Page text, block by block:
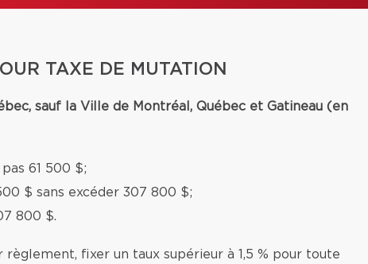
TAXE DE MUTATION
sauf la Ville de Montréal, Québec et Gatineau (en
61 500 $;
$ sans excéder 307 800 $;
800 $.
fixer un taux supérieur à 1,5 % pour toute